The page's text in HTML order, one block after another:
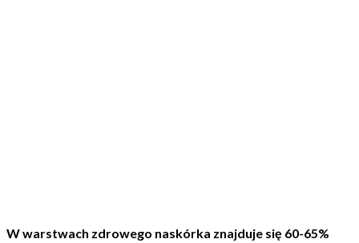
W warstwach zdrowego naskórka znajduje się 60-65%